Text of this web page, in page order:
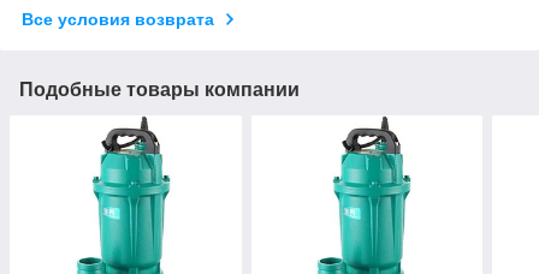
Все условия возврата
Подобные товары компании